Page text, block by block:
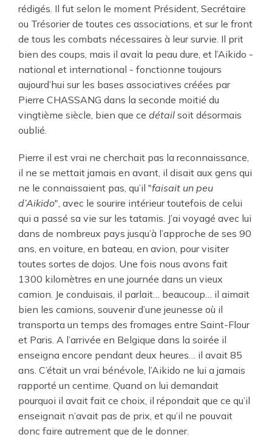
rédigés. Il fut selon le moment Président, Secrétaire
ou Trésorier de toutes ces associations, et sur le front
de tous les combats nécessaires à leur survie. Il prit
bien des coups, mais il avait la peau dure, et l’Aikido -
national et international - fonctionne toujours
aujourd’hui sur les bases associatives créées par
Pierre CHASSANG dans la seconde moitié du
vingtième siècle, bien que ce détail soit désormais
oublié.
Pierre il est vrai ne cherchait pas la reconnaissance,
il ne se mettait jamais en avant, il disait aux gens qui
ne le connaissaient pas, qu’il "faisait un peu
d’Aikido", avec le sourire intérieur toutefois de celui
qui a passé sa vie sur les tatamis. J’ai voyagé avec lui
dans de nombreux pays jusqu’à l’approche de ses 90
ans, en voiture, en bateau, en avion, pour visiter
toutes sortes de dojos. Une fois nous avons fait
1300 kilomètres en une journée dans un vieux
camion. Je conduisais, il parlait… beaucoup… il aimait
bien les camions, souvenir d’une jeunesse où il
transporta un temps des fromages entre Saint-Flour
et Paris. A l’arrivée en Belgique dans la soirée il
enseigna encore pendant deux heures… il avait 85
ans. C’était un vrai bénévole, l’Aikido ne lui a jamais
rapporté un centime. Quand on lui demandait
pourquoi il avait fait ce choix, il répondait que ce qu’il
enseignait n’avait pas de prix, et qu’il ne pouvait
donc faire autrement que de le donner.